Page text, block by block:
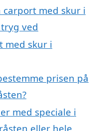
med skur i
ved
med skur i
prisen på
med speciale i
eller hele